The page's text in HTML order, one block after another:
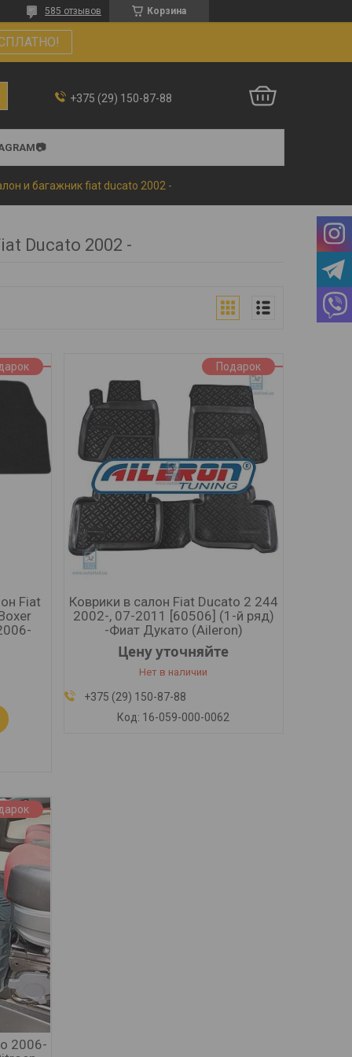
Корзина
585 отзывов
+375 (29) 150-87-88
и багажник fiat ducato 2002 -
Ducato 2002 -
Fiat
Подарок
Коврики в салон Fiat Ducato 2 244
2002-, 07-2011 [60506] (1-й ряд)
-Фиат Дукато (Aileron)
Цену уточняйте
Нет в наличии
+375 (29) 150-87-88
16-059-000-0062
2006-